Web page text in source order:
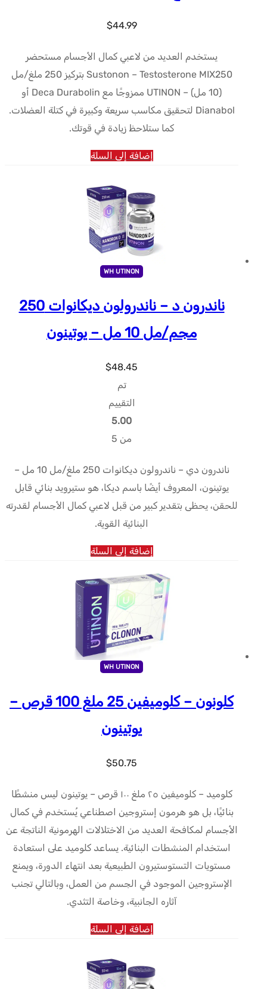
$44.99
يستخدم العديد من لاعبي كمال الأجسام مستحضر
Sustonon – Testosterone MIX250 بتركيز 250 ملغ/مل
(10 مل) – UTINON ممزوجًا مع Deca Durabolin أو
Dianabol لتحقيق مكاسب سريعة وكبيرة في كتلة العضلات.
كما ستلاحظ زيادة في قوتك.
إضافة إلى السلة
WH UTINON
ناندرون د – ناندرولون ديكانوات 250
مجم/مل 10 مل – يوتينون
$48.45
تم
التقييم
5.00
من 5
ناندرون دي – ناندرولون ديكانوات 250 ملغ/مل 10 مل –
يوتينون، المعروف أيضًا باسم ديكا، هو ستيرويد بنائي قابل
للحقن، يحظى بتقدير كبير من قبل لاعبي كمال الأجسام لقدرته
البنائية القوية.
إضافة إلى السلة
WH UTINON
كلونون – كلوميفين 25 ملغ 100 قرص –
يوتينون
$50.75
كلوميد – كلوميفين ٢٥ ملغ ١٠٠ قرص – يوتينون ليس منشطًا
بنائيًا، بل هو هرمون إستروجين اصطناعي يُستخدم في كمال
الأجسام لمكافحة العديد من الاختلالات الهرمونية الناتجة عن
استخدام المنشطات البنائية. يساعد كلوميد على استعادة
مستويات التستوستيرون الطبيعية بعد انتهاء الدورة، ويمنع
الإستروجين الموجود في الجسم من العمل، وبالتالي تجنب
آثاره الجانبية، وخاصة التثدي.
إضافة إلى السلة